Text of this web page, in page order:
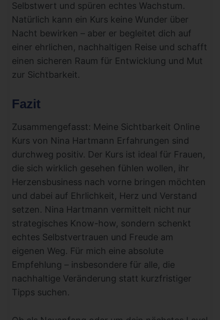
Selbstwert und spüren echtes Wachstum.
Natürlich kann ein Kurs keine Wunder über
Nacht bewirken – aber er begleitet dich auf
einer ehrlichen, nachhaltigen Reise und schafft
einen sicheren Raum für Entwicklung und Mut
zur Sichtbarkeit.
Fazit
Zusammengefasst: Meine Sichtbarkeit Online
Kurs von Nina Hartmann Erfahrungen sind
durchweg positiv. Der Kurs ist ideal für Frauen,
die sich wirklich gesehen fühlen wollen, ihr
Herzensbusiness nach vorne bringen möchten
und dabei auf Ehrlichkeit, Herz und Verstand
setzen. Nina Hartmann vermittelt nicht nur
strategisches Know-how, sondern schenkt
echtes Selbstvertrauen und Freude am
eigenen Weg. Für mich eine absolute
Empfehlung – insbesondere für alle, die
nachhaltige Veränderung statt kurzfristiger
Tipps suchen.